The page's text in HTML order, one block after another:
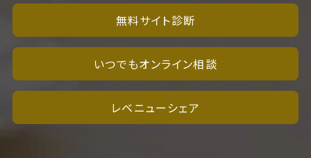
無料サイト診断
いつでもオンライン相談
レベニューシェア